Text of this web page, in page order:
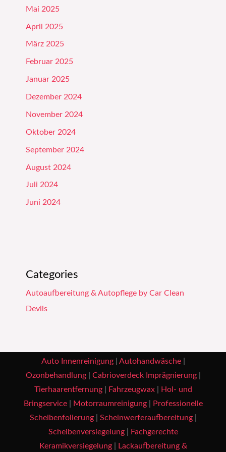
Mai 2025
April 2025
März 2025
Februar 2025
Januar 2025
Dezember 2024
November 2024
Oktober 2024
September 2024
August 2024
Juli 2024
Juni 2024
Categories
Autoaufbereitung & Autopflege by Car Clean
Devils
Auto Innenreinigung| Autohandwäsche|
Ozonbehandlung| Cabrioverdeck Imprägnierung|
Tierhaarentfernung| Fahrzeugwax|
Hol- und
Bringservice| Motorraumreinigung|
Professionelle
Scheibenfolierung| Scheinwerferaufbereitung|
Scheibenversiegelung|
Fachgerechte
Keramikversiegelung| Lackaufbereitung &